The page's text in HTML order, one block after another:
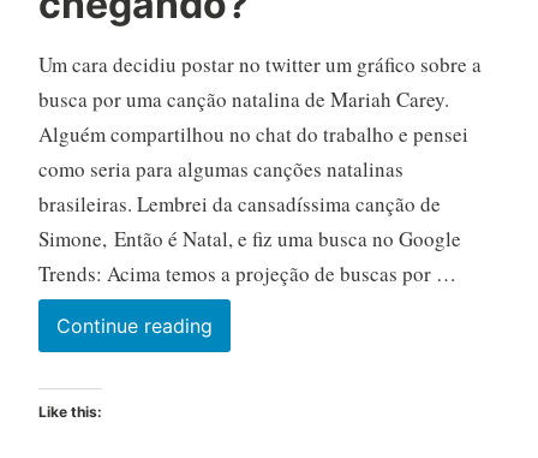
Um cara decidiu postar no twitter um gráfico sobre a
busca por uma canção natalina de Mariah Carey.
Alguém compartilhou no chat do trabalho e pensei
como seria para algumas canções natalinas
brasileiras. Lembrei da cansadíssima canção de
Simone, Então é Natal, e fiz uma busca no Google
Trends: Acima temos a projeção de buscas por …
Continue readingAdivinha
quem
Like this: